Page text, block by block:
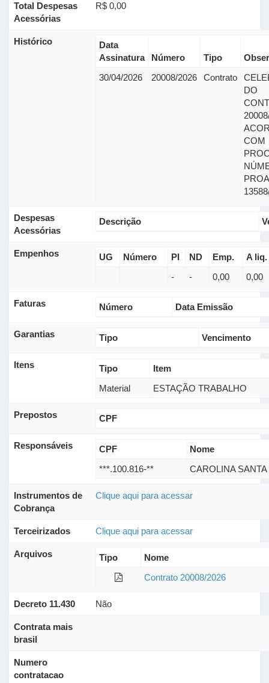
Total Despesas
Acessórias
R$ 0,00
Histórico
Data
Assinatura
Número Tipo
30/04/2026
20008/2026 Contrato
DO
COM
Despesas
Acessórias
Descrição
Empenhos UG Número PI ND Emp.
A liq.
-
- 0,00 0,00
Faturas Número Data Emissão
Garantias Tipo Vencimento
Itens Tipo
Item
Material
ESTAÇÃO TRABALHO
Prepostos CPF
Responsáveis CPF
Nome
***.100.816-**
CAROLINA
Instrumentos de
Cobrança
Clique aqui para acessar
Terceirizados Clique aqui para acessar
Arquivos Tipo
Nome
Contrato 20008/2026
Decreto 11.430 Não
Contrata mais
brasil
Numero
contratacao